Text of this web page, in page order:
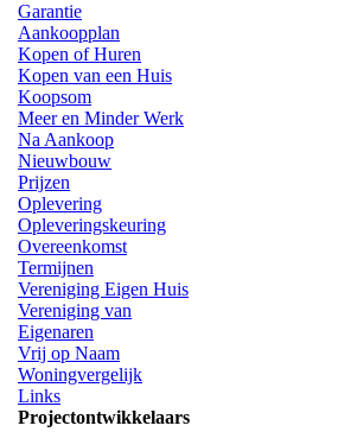
Garantie
Aankoopplan
Kopen of Huren
Kopen van een Huis
Koopsom
Meer en Minder Werk
Na Aankoop
Nieuwbouw
Prijzen
Oplevering
Opleveringskeuring
Overeenkomst
Termijnen
Vereniging Eigen Huis
Vereniging van
Eigenaren
Vrij op Naam
Woningvergelijk
Links
Projectontwikkelaars